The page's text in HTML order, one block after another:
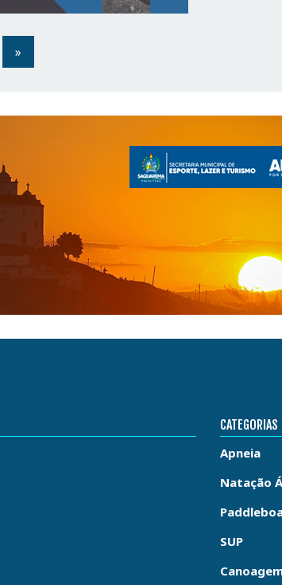
»
CATEGORIAS
Apneia
Natação
SUP